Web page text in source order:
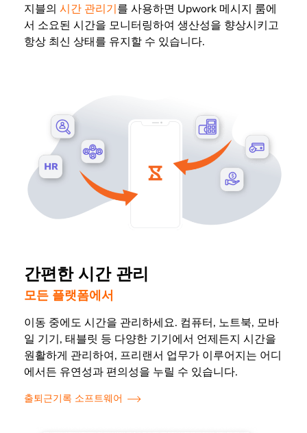
지블의 시간 관리기를 사용하면 Upwork 메시지 룸에
서 소요된 시간을 모니터링하여 생산성을 향상시키고
항상 최신 상태를 유지할 수 있습니다.
간편한 시간 관리
모든 플랫폼에서
이동 중에도 시간을 관리하세요. 컴퓨터, 노트북, 모바
일 기기, 태블릿 등 다양한 기기에서 언제든지 시간을
원활하게 관리하여, 프리랜서 업무가 이루어지는 어디
에서든 유연성과 편의성을 누릴 수 있습니다.
출퇴근기록 소프트웨어